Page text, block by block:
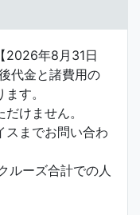
2026年8月31日
代金と諸費用の
す。
けません。
スまでお問い合わ
ルーズ合計での人